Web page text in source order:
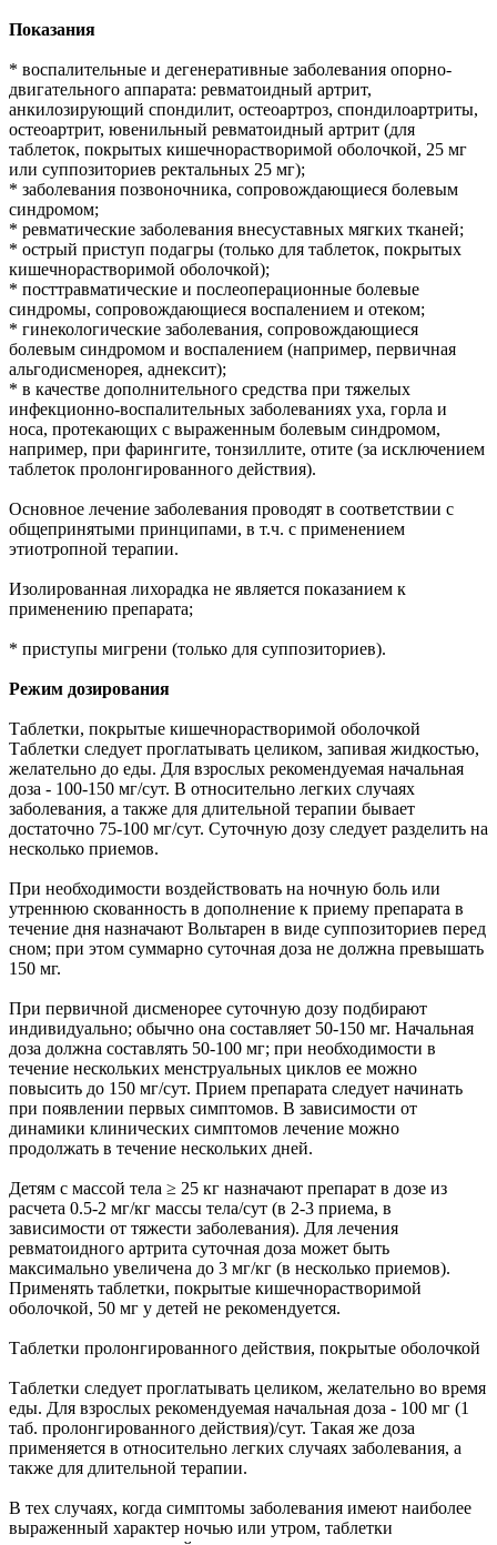
Показания
* воспалительные и дегенеративные заболевания опорно-
двигательного аппарата: ревматоидный артрит,
анкилозирующий спондилит, остеоартроз, спондилоартриты,
остеоартрит, ювенильный ревматоидный артрит (для
таблеток, покрытых кишечнорастворимой оболочкой, 25 мг
или суппозиториев ректальных 25 мг);
* заболевания позвоночника, сопровождающиеся болевым
синдромом;
* ревматические заболевания внесуставных мягких тканей;
* острый приступ подагры (только для таблеток, покрытых
кишечнорастворимой оболочкой);
* посттравматические и послеоперационные болевые
синдромы, сопровождающиеся воспалением и отеком;
* гинекологические заболевания, сопровождающиеся
болевым синдромом и воспалением (например, первичная
альгодисменорея, аднексит);
* в качестве дополнительного средства при тяжелых
инфекционно-воспалительных заболеваниях уха, горла и
носа, протекающих с выраженным болевым синдромом,
например, при фарингите, тонзиллите, отите (за исключением
таблеток пролонгированного действия).
Основное лечение заболевания проводят в соответствии с
общепринятыми принципами, в т.ч. с применением
этиотропной терапии.
Изолированная лихорадка не является показанием к
применению препарата;
* приступы мигрени (только для суппозиториев).
Режим дозирования
Таблетки, покрытые кишечнорастворимой оболочкой
Таблетки следует проглатывать целиком, запивая жидкостью,
желательно до еды. Для взрослых рекомендуемая начальная
доза - 100-150 мг/сут. В относительно легких случаях
заболевания, а также для длительной терапии бывает
достаточно 75-100 мг/сут. Суточную дозу следует разделить на
несколько приемов.
При необходимости воздействовать на ночную боль или
утреннюю скованность в дополнение к приему препарата в
течение дня назначают Вольтарен в виде суппозиториев перед
сном; при этом суммарно суточная доза не должна превышать
150 мг.
При первичной дисменорее суточную дозу подбирают
индивидуально; обычно она составляет 50-150 мг. Начальная
доза должна составлять 50-100 мг; при необходимости в
течение нескольких менструальных циклов ее можно
повысить до 150 мг/сут. Прием препарата следует начинать
при появлении первых симптомов. В зависимости от
динамики клинических симптомов лечение можно
продолжать в течение нескольких дней.
Детям с массой тела ≥ 25 кг назначают препарат в дозе из
расчета 0.5-2 мг/кг массы тела/сут (в 2-3 приема, в
зависимости от тяжести заболевания). Для лечения
ревматоидного артрита суточная доза может быть
максимально увеличена до 3 мг/кг (в несколько приемов).
Применять таблетки, покрытые кишечнорастворимой
оболочкой, 50 мг у детей не рекомендуется.
Таблетки пролонгированного действия, покрытые оболочкой
Таблетки следует проглатывать целиком, желательно во время
еды. Для взрослых рекомендуемая начальная доза - 100 мг (1
таб. пролонгированного действия)/сут. Такая же доза
применяется в относительно легких случаях заболевания, а
также для длительной терапии.
В тех случаях, когда симптомы заболевания имеют наиболее
выраженный характер ночью или утром, таблетки